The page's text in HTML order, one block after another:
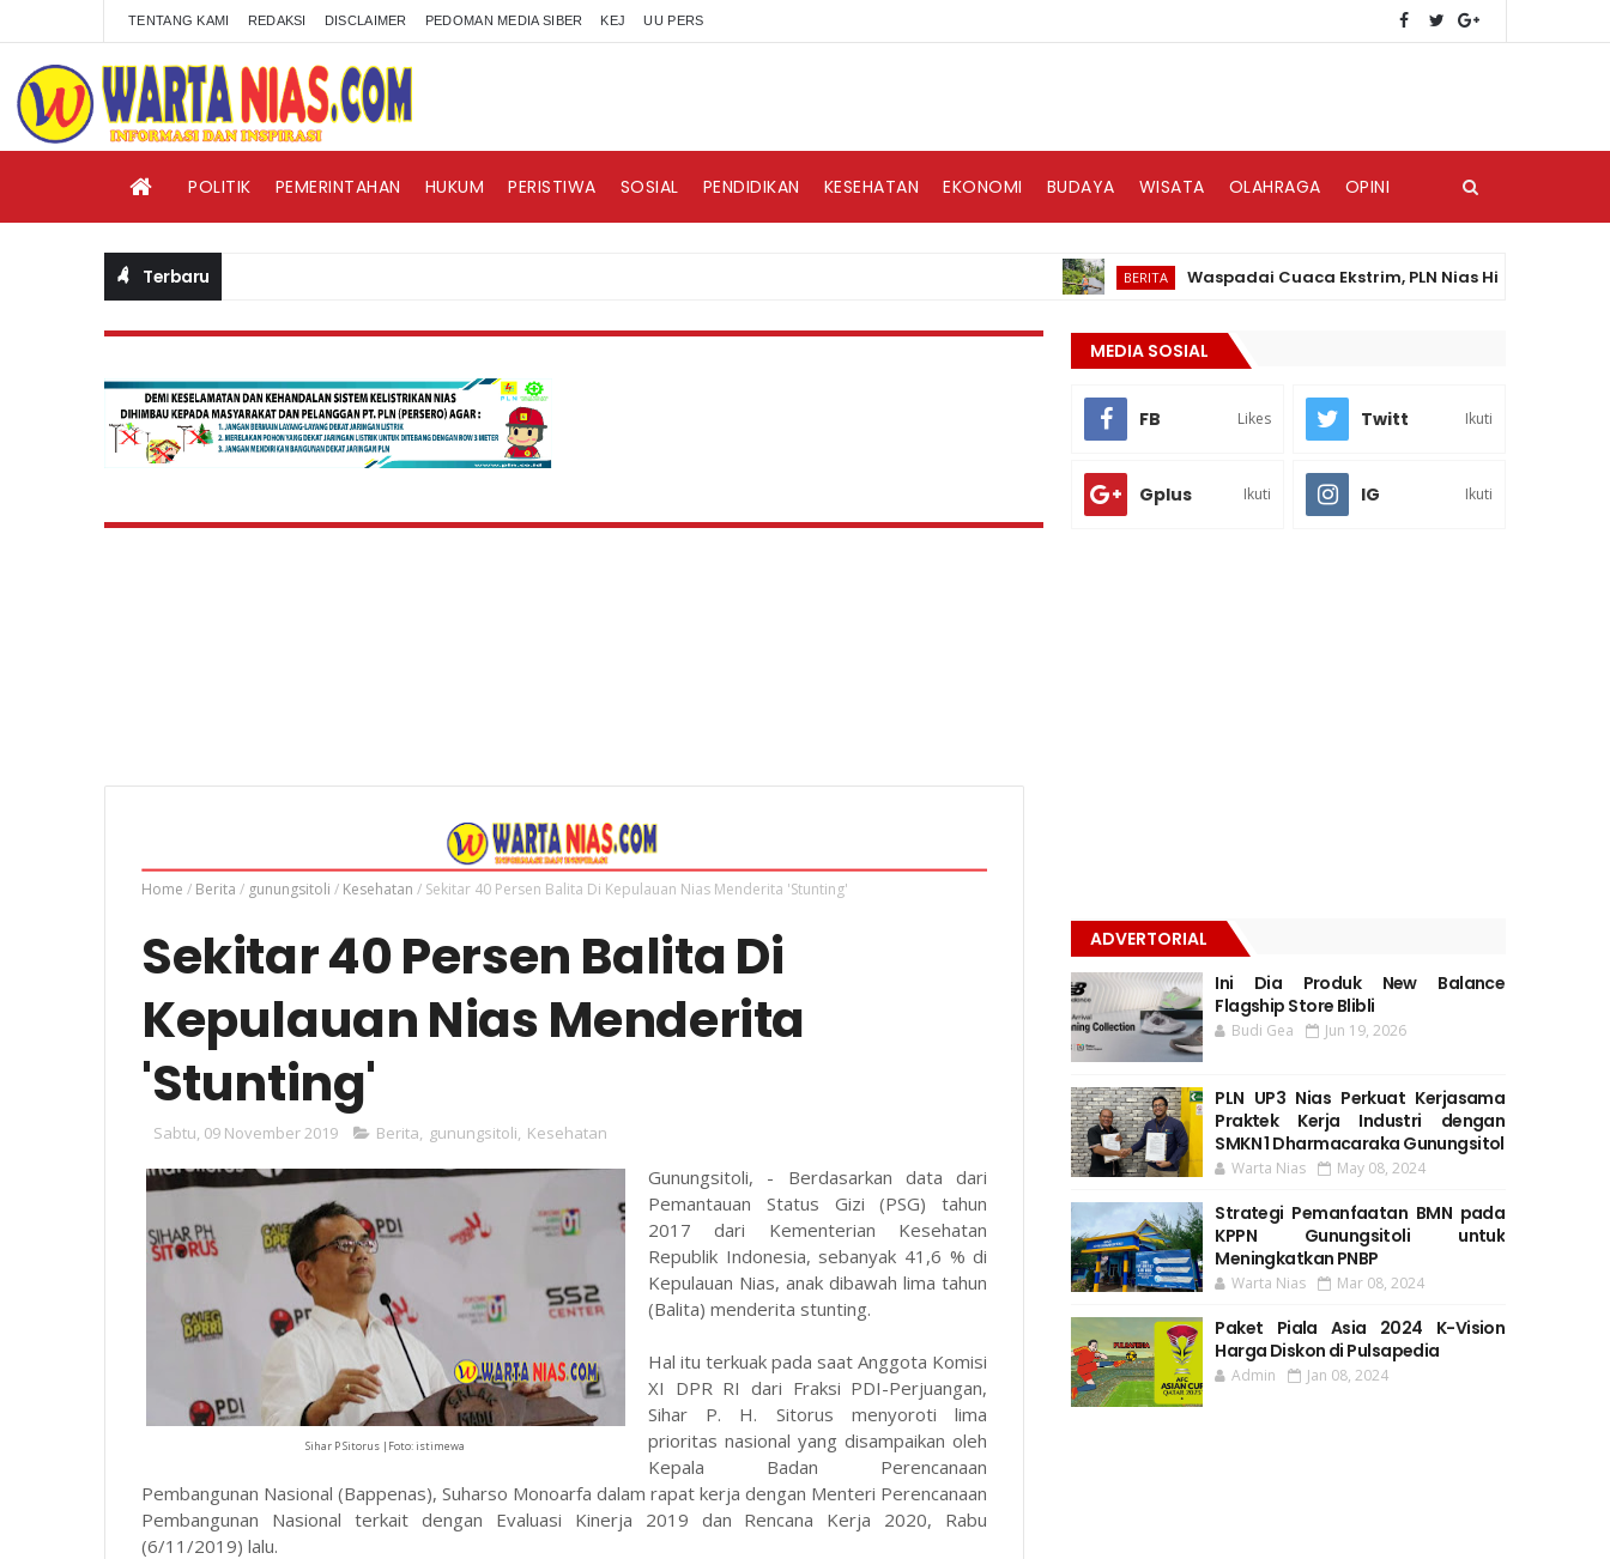
TENTANG KAMI REDAKSI DISCLAIMER PEDOMAN MEDIA SIBER KEJ UU PERS
POLITIK PEMERINTAHAN HUKUM PERISTIWA SOSIAL PENDIDIKAN KESEHATAN EKONOMI BUDAYA WISATA OLAHRAGA OPINI
Terbaru BERITA Waspadai Cuaca Ekstrim, PLN Nias Himbau Masyarakat
Home / Berita / gunungsitoli / Kesehatan / Sekitar 40 Persen Balita Di Kepulauan Nias Menderita 'Stunting'
Sekitar 40 Persen Balita Di
Kepulauan Nias Menderita
'Stunting'
Sabtu, 09 November 2019 Berita gunungsitoli Kesehatan
Sihar P Sitorus |Foto: istimewa
Gunungsitoli, - Berdasarkan data dari
Pemantauan Status Gizi (PSG) tahun
2017 dari Kementerian Kesehatan
Republik Indonesia, sebanyak 41,6 % di
Kepulauan Nias, anak dibawah lima tahun
(Balita) menderita stunting.
Hal itu terkuak pada saat Anggota Komisi
XI DPR RI dari Fraksi PDI-Perjuangan,
Sihar P. H. Sitorus menyoroti lima
prioritas nasional yang disampaikan oleh
Kepala Badan Perencanaan
Pembangunan Nasional (Bappenas), Suharso Monoarfa dalam rapat kerja dengan Menteri Perencanaan
Pembangunan Nasional terkait dengan Evaluasi Kinerja 2019 dan Rencana Kerja 2020, Rabu
(6/11/2019) lalu.
MEDIA SOSIAL
FB Likes Twitt Ikuti
Gplus Ikuti IG Ikuti
ADVERTORIAL
Ini Dia Produk New Balance
Flagship Store Blibli
Budi Gea Jun 19, 2026
PLN UP3 Nias Perkuat Kerjasama
Praktek Kerja Industri dengan
SMKN 1 Dharmacaraka Gunungsitol
Warta Nias May 08, 2024
Strategi Pemanfaatan BMN pada
KPPN Gunungsitoli untuk
Meningkatkan PNBP
Warta Nias Mar 08, 2024
Paket Piala Asia 2024 K-Vision
Harga Diskon di Pulsapedia
Admin Jan 08, 2024